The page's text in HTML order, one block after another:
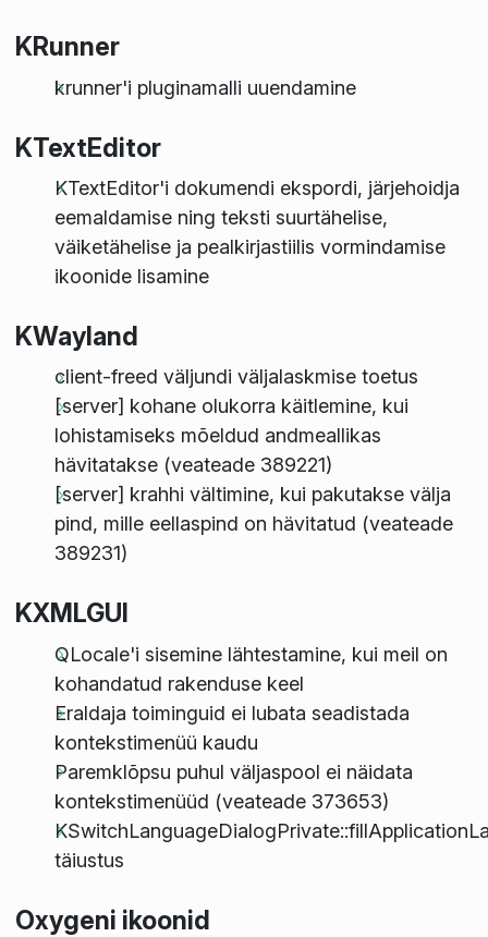
KRunner
krunner'i pluginamalli uuendamine
KTextEditor
KTextEditor'i dokumendi ekspordi, järjehoidja
eemaldamise ning teksti suurtähelise,
väiketähelise ja pealkirjastiilis vormindamise
ikoonide lisamine
KWayland
client-freed väljundi väljalaskmise toetus
[server] kohane olukorra käitlemine, kui
lohistamiseks mõeldud andmeallikas
hävitatakse (veateade 389221)
[server] krahhi vältimine, kui pakutakse välja
pind, mille eellaspind on hävitatud (veateade
389231)
KXMLGUI
QLocale'i sisemine lähtestamine, kui meil on
kohandatud rakenduse keel
Eraldaja toiminguid ei lubata seadistada
kontekstimenüü kaudu
Paremklõpsu puhul väljaspool ei näidata
kontekstimenüüd (veateade 373653)
täiustus
Oxygeni ikoonid